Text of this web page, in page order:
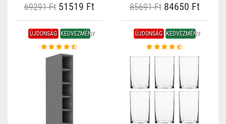
69291 Ft51519 Ft 85691 Ft84650 Ft
ÚJDONSÁG KEDVEZMÉNY ÚJDONSÁG KEDVEZMÉNY